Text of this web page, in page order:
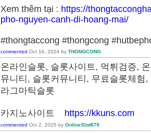
Xem thêm tại : https://
pho-nguyen-canh-di-hoang-mai/
#thongtaccong #thongcong
commented Oct 16, 2024 by THONGCONG
온라인슬롯, 슬롯사이트, 먹튀검증,
뮤니티, 슬롯커뮤니티, 무료슬롯체험
라그마틱슬롯
카지노사이트 https://kkuns.com
commented Oct 2, 2025 by OnlineSlot879